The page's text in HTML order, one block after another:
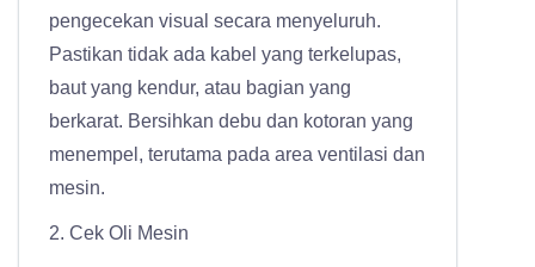
pengecekan visual secara menyeluruh.
Pastikan tidak ada kabel yang terkelupas,
baut yang kendur, atau bagian yang
berkarat. Bersihkan debu dan kotoran yang
menempel, terutama pada area ventilasi dan
mesin.
2. Cek Oli Mesin